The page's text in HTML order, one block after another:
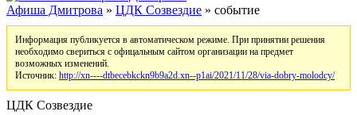
Афиша Дмитрова » ЦДК Созвездие » событие
Информация публикуется в автоматическом режиме. При принятии решения
необходимо свериться с офицальным сайтом организации на предмет
возможных изменений.
Источник: http://xn----dtbecebkckn9b9a2d.xn--p1ai/2021/11/28/via-dobry-molodcy/
ЦДК Созвездие